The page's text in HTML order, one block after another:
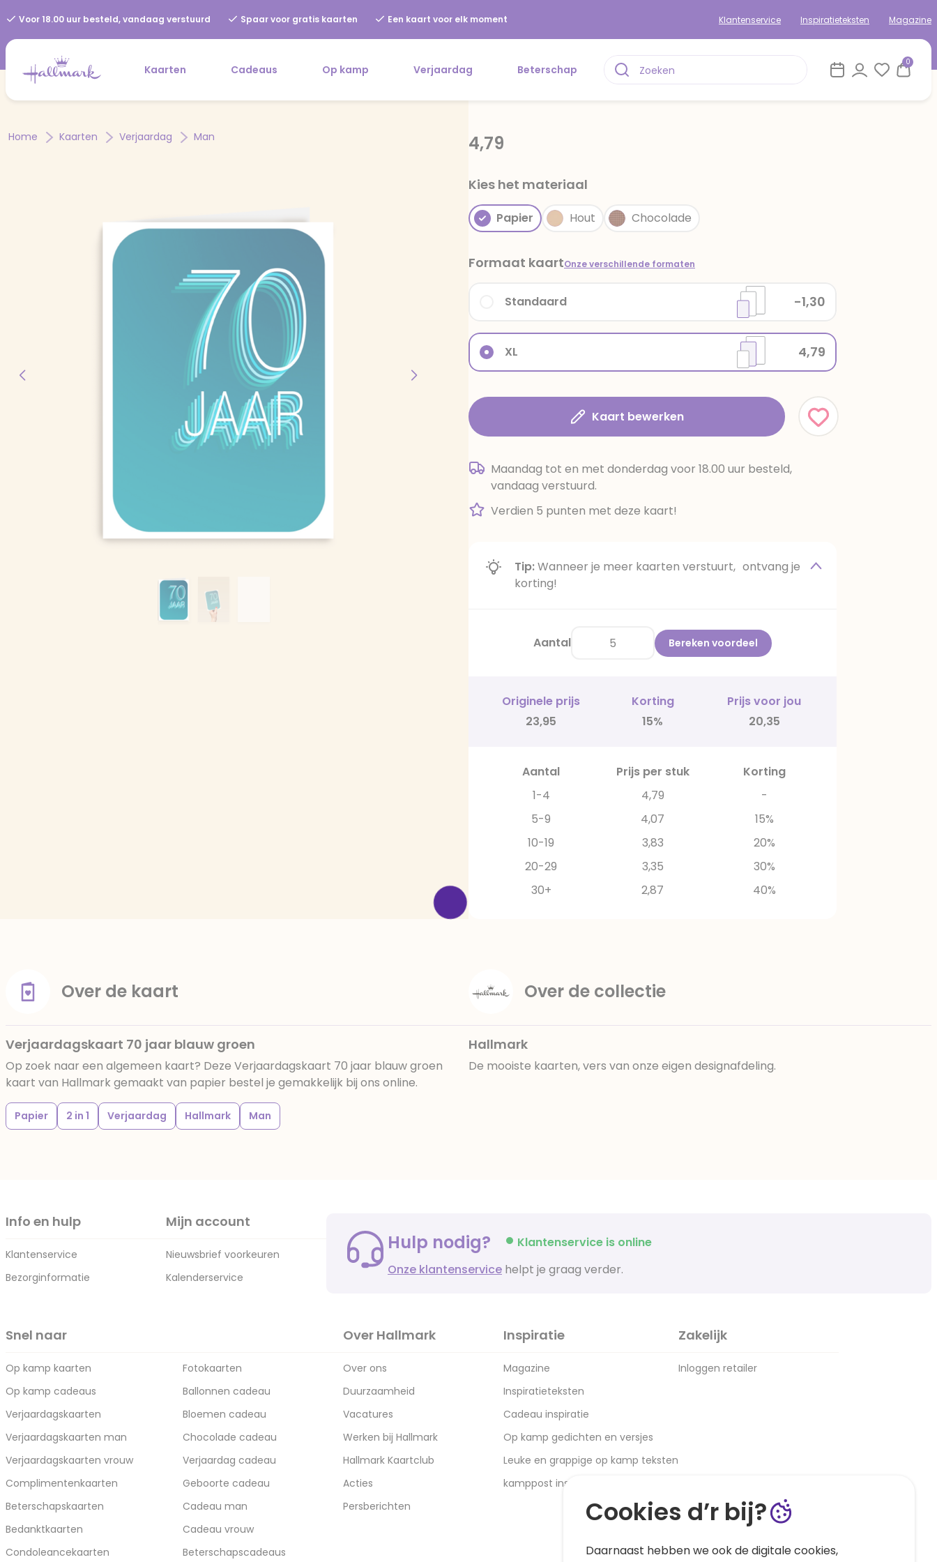
Voor 18.00 uur besteld, vandaag verstuurd Spaar voor gratis kaarten Een kaart voor elk moment Klantenservice Inspiratieteksten Magazine
Kaarten Cadeaus Op kamp Verjaardag Beterschap
0
Home Kaarten Verjaardag Man 4,79
Kies het materiaal
Papier Hout Chocolade
Formaat kaartOnze verschillende formaten
XL 4,79
Standaard -1,30
Kaart bewerken
Maandag tot en met donderdag voor 18.00 uur besteld,
vandaag verstuurd.
Verdien 5 punten met deze kaart!
Tip:Wanneer je meer kaarten verstuurt, ontvang je
korting!
Aantal Bereken voordeel
Originele prijs Korting
Prijs voor jou
23,95
15% 20,35
Aantal Prijs per stuk
Korting
1-4
4,79
-
5-9
4,07
15%
10-19
3,83
20%
20-29
3,35
30%
30+
2,87 40%
Over de kaart
Verjaardagskaart 70 jaar blauw groen
Op zoek naar een algemeen kaart? Deze Verjaardagskaart 70 jaar blauw groen
kaart van Hallmark gemaakt van papier bestel je gemakkelijk bij ons online.
Papier 2 in 1 Verjaardag Hallmark Man
Over de collectie
Hallmark
De mooiste kaarten, vers van onze eigen designafdeling.
Info en hulp
Klantenservice
Bezorginformatie
Mijn account
Nieuwsbrief voorkeuren
Kalenderservice
Hulp nodig?
Klantenservice is online
Onze klantenservice helpt je graag verder.
Snel naar
Op kamp kaarten
Op kamp cadeaus
Verjaardagskaarten
Verjaardagskaarten man
Verjaardagskaarten vrouw
Complimentenkaarten
Beterschapskaarten
Bedanktkaarten
Condoleancekaarten
Fotokaarten
Ballonnen cadeau
Bloemen cadeau
Chocolade cadeau
Verjaardag cadeau
Geboorte cadeau
Cadeau man
Cadeau vrouw
Beterschapscadeaus
Over Hallmark
Over ons
Duurzaamheid
Vacatures
Werken bij Hallmark
Hallmark Kaartclub
Acties
Persberichten
Inspiratie
Magazine
Inspiratieteksten
Cadeau inspiratie
Op kamp gedichten en versjes
Leuke en grappige op kamp teksten
kamppost inspiratie
Zakelijk
Inloggen retailer
Cookies d’r bij?
Daarnaast hebben we ook de digitale cookies,